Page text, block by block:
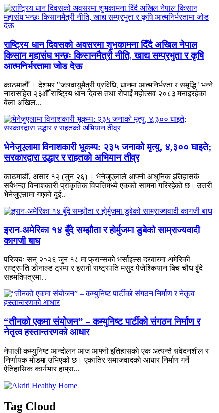
राष्ट्रिय धान दिवसको अवसरमा शुभकामना दिँदै अखिल नेपाल
किसान महासंघ भन्छः किसानमैत्री नीति, खाद्य सम्प्रभुता र कृषि
आत्मनिर्भरतामा जोड देऊ
काठमाडौँ । देशभर "जलवायुमैत्री प्रविधि, धानमा आत्मनिर्भरता र समृद्धि" भन्ने
नारासहित २३औँ राष्ट्रिय धान दिवस तथा रोपाइँ महोत्सव २०८३ मनाइरहेका
बेला अखिल...
भेनेजुएलामा विनाशकारी भूकम्प: २३५ जनाको मृत्यु, ४,३०० घाइते;
सरकारद्वारा उद्धार र राहतको अभियान तीव्र
काठमाडौँ, असार १२ (जुन २६) । भेनेजुएलाले आफ्नो आधुनिक इतिहासकै
सबैभन्दा विनाशकारी प्राकृतिक विपत्तिमध्ये एकको सामना गरिरहेको छ। उत्तरी
भेनेजुएलामा गएको दुई...
इरान-अमेरिका १४ बुँदे सम्झौता र होर्मुजमा डुबेको साम्राज्यवादी
कागजी बाघ
परिचयः सन् २०२६ जुन १८ मा फ्रान्सको भर्साइल्स दरबारमा अमेरिकी
राष्ट्रपति डोनाल्ड ट्रम्प र इरानी राष्ट्रपति मसुद पेजेश्कियान बिच चौध बुँदे
सहमतिपत्रमा...
“तीनको एकमा संयोजन” – कम्युनिष्ट पार्टीको संगठन निर्माण र
नेतृत्व हस्तान्तरणको आधार
नेपाली कम्युनिष्ट आन्दोलन आज आफ्नो इतिहासको एक अत्यन्तै संवेदनशील र
निर्णायक मोडमा उभिएको छ। एकातिर समाजवादको आधार निर्माण गर्ने
ऐतिहासिक कार्यभार हाम्रा...
Tag Cloud